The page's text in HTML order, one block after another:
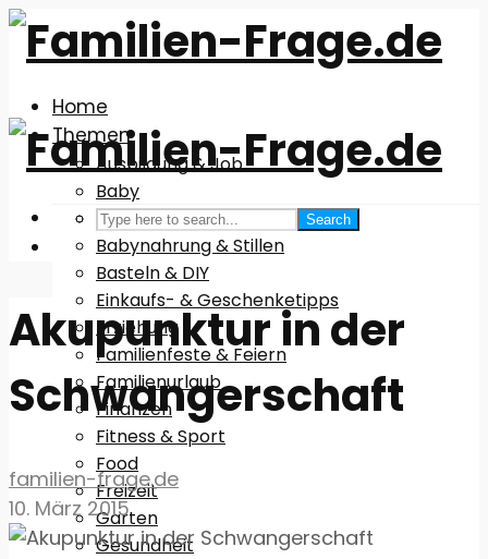
Home
Themen
Ausbildung & Job
Baby
Babyausstattung
Babynahrung & Stillen
Basteln & DIY
Einkaufs- & Geschenketipps
Erziehung
Familienfeste & Feiern
Familienurlaub
Finanzen
Fitness & Sport
Food
Freizeit
Garten
Gesundheit
Search
Akupunktur in der
Schwangerschaft
familien-frage.de
10. März 2015